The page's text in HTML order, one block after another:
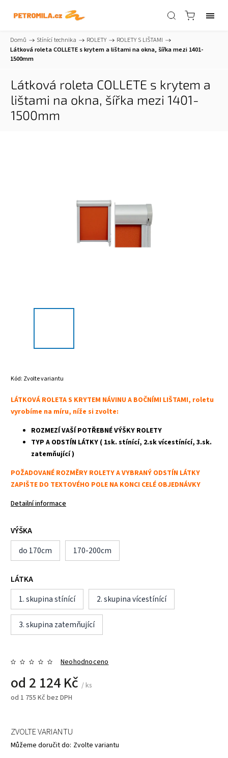
Domů / Stínící technika / ROLETY / ROLETY S LIŠTAMI /
Látková roleta COLLETE s krytem a lištami na okna, šířka mezi 1401-
1500mm
Látková roleta COLLETE s krytem a
lištami na okna, šířka mezi 1401-
1500mm
Kód: Zvolte variantu
LÁTKOVÁ ROLETA S KRYTEM NÁVINU A BOČNÍMI LIŠTAMI, roletu
vyrobíme na míru, níže si zvolte:
ROZMEZÍ VAŠÍ POTŘEBNÉ VÝŠKY ROLETY
TYP A ODSTÍN LÁTKY ( 1sk. stínící, 2.sk vícestínící, 3.sk.
zatemňující )
POŽADOVANÉ ROZMĚRY ROLETY A VYBRANÝ ODSTÍN LÁTKY
ZAPIŠTE DO TEXTOVÉHO POLE NA KONCI CELÉ OBJEDNÁVKY
Detailní informace
VÝŠKA
do 170cm
170-200cm
LÁTKA
1. skupina stínící
2. skupina vícestínící
3. skupina zatemňující
Neohodnoceno
od 2 124 Kč / ks
od 1 755 Kč bez DPH
ZVOLTE VARIANTU
Můžeme doručit do: Zvolte variantu